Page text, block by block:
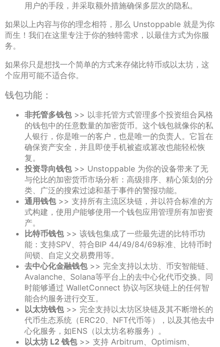
用户的手段，并采取额外措施确保多层次的隐私。
如果以上内容与你的理念相符，那么 Unstoppable 就是为你
而生！我们在这里专注于你的独特需求，以最佳方式为你服
务。
如果你只是想找一个简单的方式来存储比特币或以太坊，这
个应用可能不适合你。
钱包功能：
非托管多钱包>> 以非托管方式管理多个投资组合风格
的钱包中的任意数量的加密货币。这个钱包就像你的私
人银行，你是唯一的客户，也是唯一的负责人。它旨在
确保资产安全，并且即使手机被盗或篡改也能轻松恢
复。
投资导向钱包>> Unstoppable 为你的设备带来了无
与伦比的加密货币市场分析：高级排序、精心策划的分
类、广泛的搜索过滤和基于事件的警报功能。
通用钱包>> 支持所有主流区块链，并以符合标准的方
式构建，使用户能够使用一个钱包应用管理所有加密资
产。
比特币钱包>> 该钱包集成了一些最先进的比特币功
能：支持SPV、符合BIP 44/49/84/69标准、比特币时
间锁、自定义交易费用等。
去中心化金融钱包>> 完全支持以太坊、币安智能链、
Avalanche、Solana等平台上的去中心化代币交换。同
时能够通过 WalletConnect 协议与区块链上的任何智
能合约服务进行交互。
以太坊钱包>> 完全支持以太坊区块链及其不断增长的
代币生态系统（ERC20、NFT代币等），以及其他去中
心化服务，如ENS（以太坊名称服务）。
以太坊 L2 钱包>> 支持 Arbitrum、Optimism、